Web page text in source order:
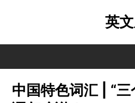
英
中国特色词汇 | “